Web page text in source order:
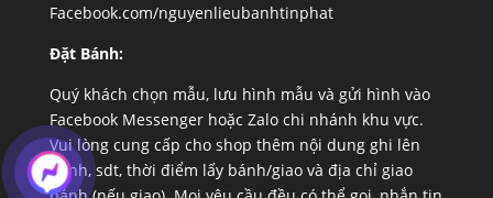
Facebook.com/nguyenlieubanhtinphat
Đặt Bánh:
Quý khách chọn mẫu, lưu hình mẫu và gửi hình vào
Facebook Messenger hoặc Zalo chi nhánh khu vực.
Vui lòng cung cấp cho shop thêm nội dung ghi lên
bánh, sdt, thời điểm lấy bánh/giao và địa chỉ giao